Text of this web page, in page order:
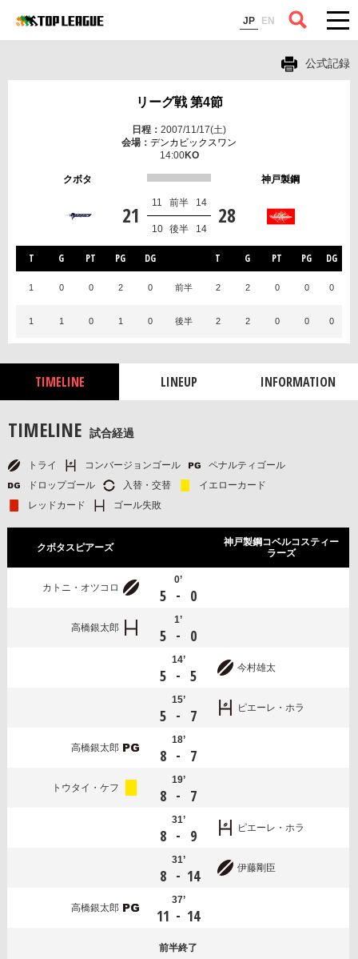
JP EN
コラム
公式記録
リーグ戦 第4節
2007/11/17(土)
デンカビックスワン
14:00
クボタ 神戸製鋼
21 28
前半
11 14
後半
10 14
T G PT PG DG T G PT PG DG
1 0 0 2 0 前半 2 2 0 0 0
1 1 0 1 0 後半 2 2 0 0 0
TIMELINE LINEUP INFORMATION
TIMELINE 試合経過
トライ コンバージョンゴール
ペナルティゴール
ドロップゴール
入替・交替
イエローカード
レッドカード
ゴール失敗
クボタスピアーズ
神戸製鋼コベルコスティー
ラーズ
カトニ・オツコロ
0’
5 - 0
高橋銀太郎
1’
5 - 0
14’
5 - 5 今村雄太
15’
5 - 7 ピエーレ・ホラ
高橋銀太郎
18’
8 - 7
トウタイ・ケフ
19’
8 - 7
31’
8 - 9 ピエーレ・ホラ
31’
8 - 14 伊藤剛臣
高橋銀太郎
37’
11 - 14
前半終了